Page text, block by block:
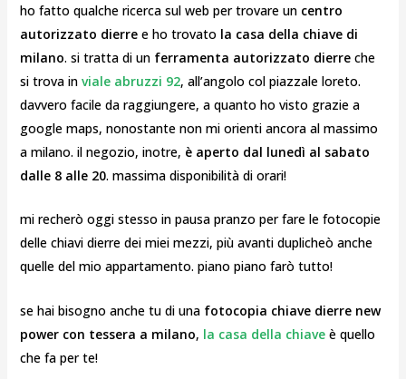
ho fatto qualche ricerca sul web per trovare uncentro
autorizzato dierre e ho trovato la casa della chiave di
milano. si tratta di un ferramenta autorizzato dierre che
si trova in viale abruzzi 92, all’angolo col piazzale loreto.
davvero facile da raggiungere, a quanto ho visto grazie a
google maps, nonostante non mi orienti ancora al massimo
a milano. il negozio, inotre, è aperto dal lunedì al sabato
dalle 8 alle 20. massima disponibilità di orari!
mi recherò oggi stesso in pausa pranzo per fare le fotocopie
delle chiavi dierre dei miei mezzi, più avanti duplicheò anche
quelle del mio appartamento. piano piano farò tutto!
se hai bisogno anche tu di una fotocopia chiave dierre new
power con tessera a milano, la casa della chiave è quello
che fa per te!